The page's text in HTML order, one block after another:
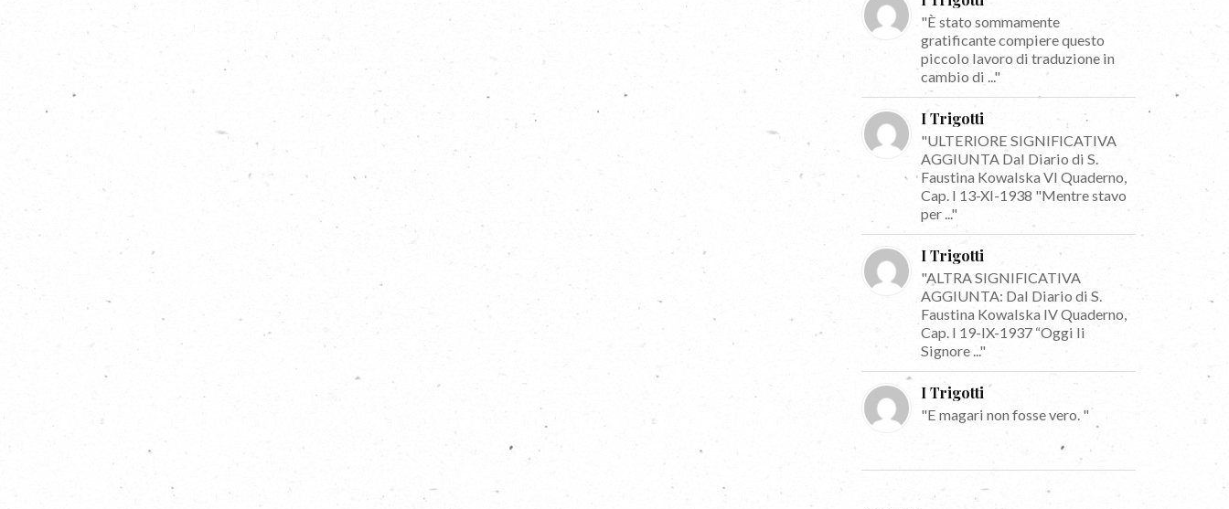
"È stato sommamente
gratificante compiere questo
piccolo lavoro di traduzione in
cambio di ..."
I Trigotti
"ULTERIORE SIGNIFICATIVA
AGGIUNTA Dal Diario di S.
Faustina Kowalska VI Quaderno,
Cap. I 13-XI-1938 "Mentre stavo
per ..."
I Trigotti
"ALTRA SIGNIFICATIVA
AGGIUNTA: Dal Diario di S.
Faustina Kowalska IV Quaderno,
Cap. I 19-IX-1937 “Oggi li
Signore ..."
I Trigotti
"E magari non fosse vero. "